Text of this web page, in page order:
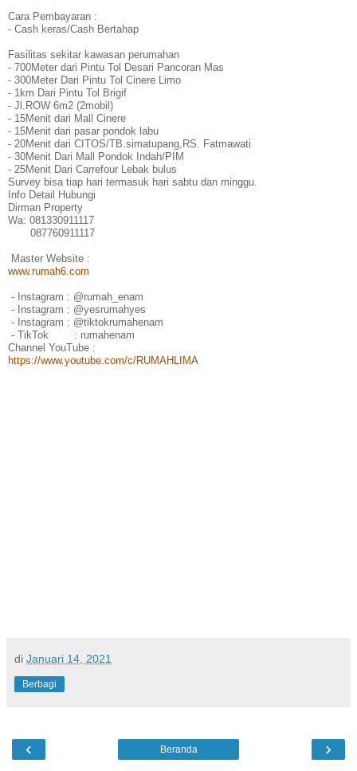
Cara Pembayaran :
- Cash keras/Cash Bertahap
Fasilitas sekitar kawasan perumahan
- 700Meter dari Pintu Tol Desari Pancoran Mas
- 300Meter Dari Pintu Tol Cinere Limo
- 1km Dari Pintu Tol Brigif
- Jl.ROW 6m2 (2mobil)
- 15Menit dari Mall Cinere
- 15Menit dari pasar pondok labu
- 20Menit dari CITOS/TB.simatupang,RS. Fatmawati
- 30Menit Dari Mall Pondok Indah/PIM
- 25Menit Dari Carrefour Lebak bulus
Survey bisa tiap hari termasuk hari sabtu dan minggu.
Info Detail Hubungi
Dirman Property
Wa: 081330911117
087760911117
Master Website :
www.rumah6.com
- Instagram : @rumah_enam
- Instagram : @yesrumahyes
- Instagram : @tiktokrumahenam
- TikTok : rumahenam
Channel YouTube :
https://www.youtube.com/c/RUMAHLIMA
di Januari 14, 2021
Berbagi
‹ ›
Beranda